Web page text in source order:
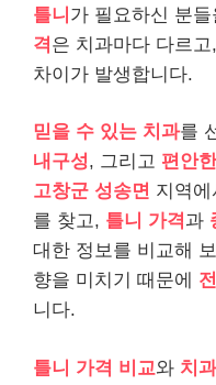
틀니 가 필요하신 분
격 은 치과마다 다르고,
차이가 발생합니다.
믿을 수 있는 치과를
내구성, 그리고 편안
고창군 성송면 지역에
를 찾고, 틀니 가격 과
대한 정보를 비교해
향을 미치기 때문에
니다.
틀니 가격 비교와 치